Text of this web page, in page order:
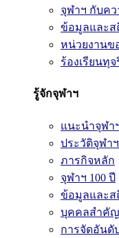
จุฬาฯ กับค
ข้อมูลและส
หน่วยงานข
ร้องเรียนทุ
รู้จักจุฬาฯ
แนะนำจุฬา
ประวัติจุฬาฯ
ภารกิจหลัก
จุฬาฯ 100 ปี
ข้อมูลและส
บุคคลสำคั
การจัดอันดั